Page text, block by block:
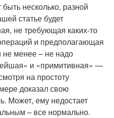
несколько, разной
статье будет
не требующая каких-то
и предполагающая
менее – не надо
и «примитивная» —
на простоту
доказал свою
Может, ему недостает
– все нормально.